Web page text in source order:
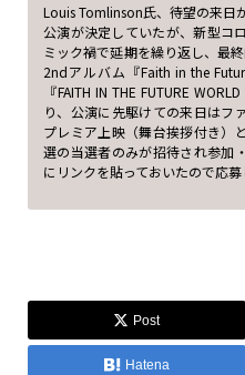
Louis Tomlinson氏、待望の来日
公演が決定していたが、新型コ
ミック禍で延期を繰り返し、最
2ndアルバム『Faith in the
『FAITH IN THE FUTURE
り、公演に先駆けての来日はフ
プレミア上映（舞台挨拶付き）
選の当選者のみが招待され参加
にリンクを貼っておいたので応募
Post
Hatena